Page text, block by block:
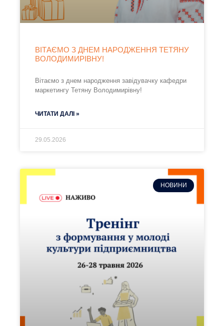
ВІТАЄМО З ДНЕМ НАРОДЖЕННЯ ТЕТЯНУ
ВОЛОДИМИРІВНУ!
Вітаємо з днем народження завідувачку кафедри
маркетингу Тетяну Володимирівну!
ЧИТАТИ ДАЛІ »
29.05.2026
НОВИНИ